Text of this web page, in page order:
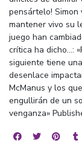
pensártelo!
mantener vivo su
juego han
crítica ha dicho...:
siguiente tiene
desenlace
McManus y los
engullirán de un
venganza»